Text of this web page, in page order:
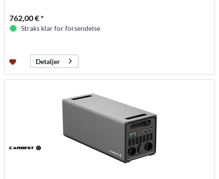
762,00 € *
Straks klar for forsendelse
Detaljer